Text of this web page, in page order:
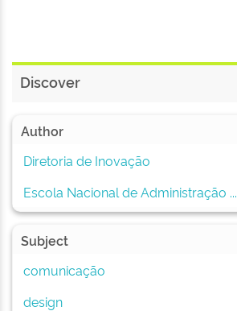
Discover
Author
Diretoria de Inovação
Escola Nacional de Administração ...
Subject
comunicação
design